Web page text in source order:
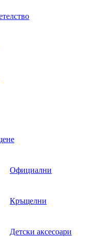
Официални
Кръщелни
Детски аксесоари